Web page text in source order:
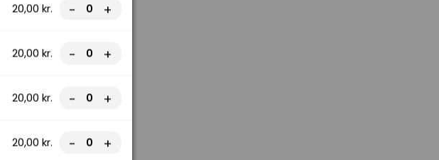
20,00 kr. - +
20,00 kr. - +
20,00 kr. - +
20,00 kr. - +